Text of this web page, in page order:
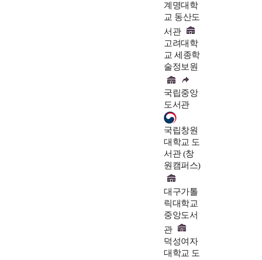
계명대학
교 동산도
서관
고려대학
교 세종학
술정보원
국립중앙
도서관
국립창원
대학교 도
서관 (창
원캠퍼스)
대구가톨
릭대학교
중앙도서
관
덕성여자
대학교 도